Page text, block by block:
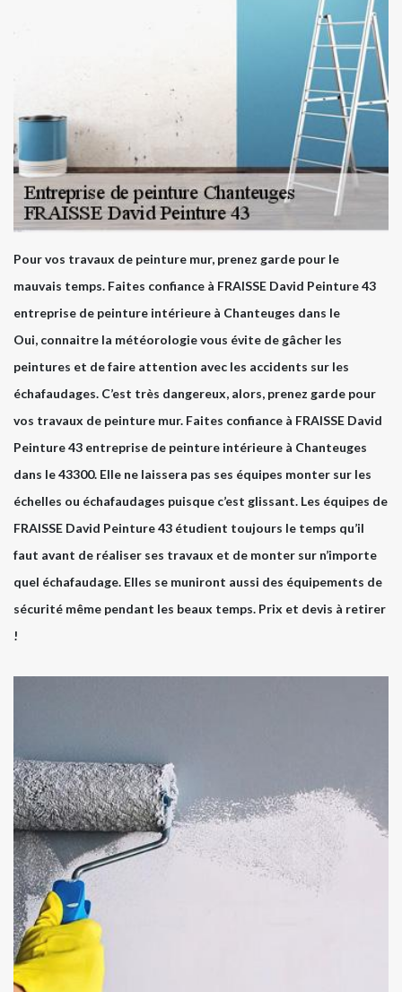
Pour vos travaux de peinture mur, prenez garde pour le
mauvais temps. Faites confiance à FRAISSE David Peinture 43
entreprise de peinture intérieure à Chanteuges dans le
Oui, connaitre la météorologie vous évite de gâcher les
peintures et de faire attention avec les accidents sur les
échafaudages. C’est très dangereux, alors, prenez garde pour
vos travaux de peinture mur. Faites confiance à FRAISSE David
Peinture 43 entreprise de peinture intérieure à Chanteuges
dans le 43300. Elle ne laissera pas ses équipes monter sur les
échelles ou échafaudages puisque c’est glissant. Les équipes de
FRAISSE David Peinture 43 étudient toujours le temps qu’il
faut avant de réaliser ses travaux et de monter sur n’importe
quel échafaudage. Elles se muniront aussi des équipements de
sécurité même pendant les beaux temps. Prix et devis à retirer
!